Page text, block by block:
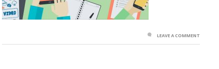
LEAVE A COMMENT